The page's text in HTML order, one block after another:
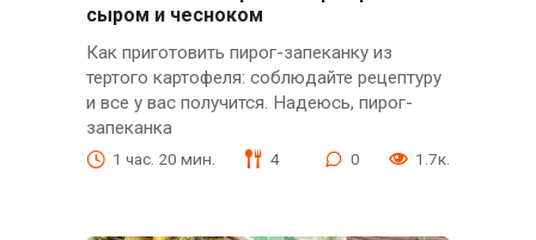
сыром и чeсноком
Как приготовить пирог-запеканку из
тертого картофеля: соблюдайте рецептуру
и все у вас получится. Надеюсь, пирог-
запеканка
1 час. 20 мин. 4 0 1.7к.